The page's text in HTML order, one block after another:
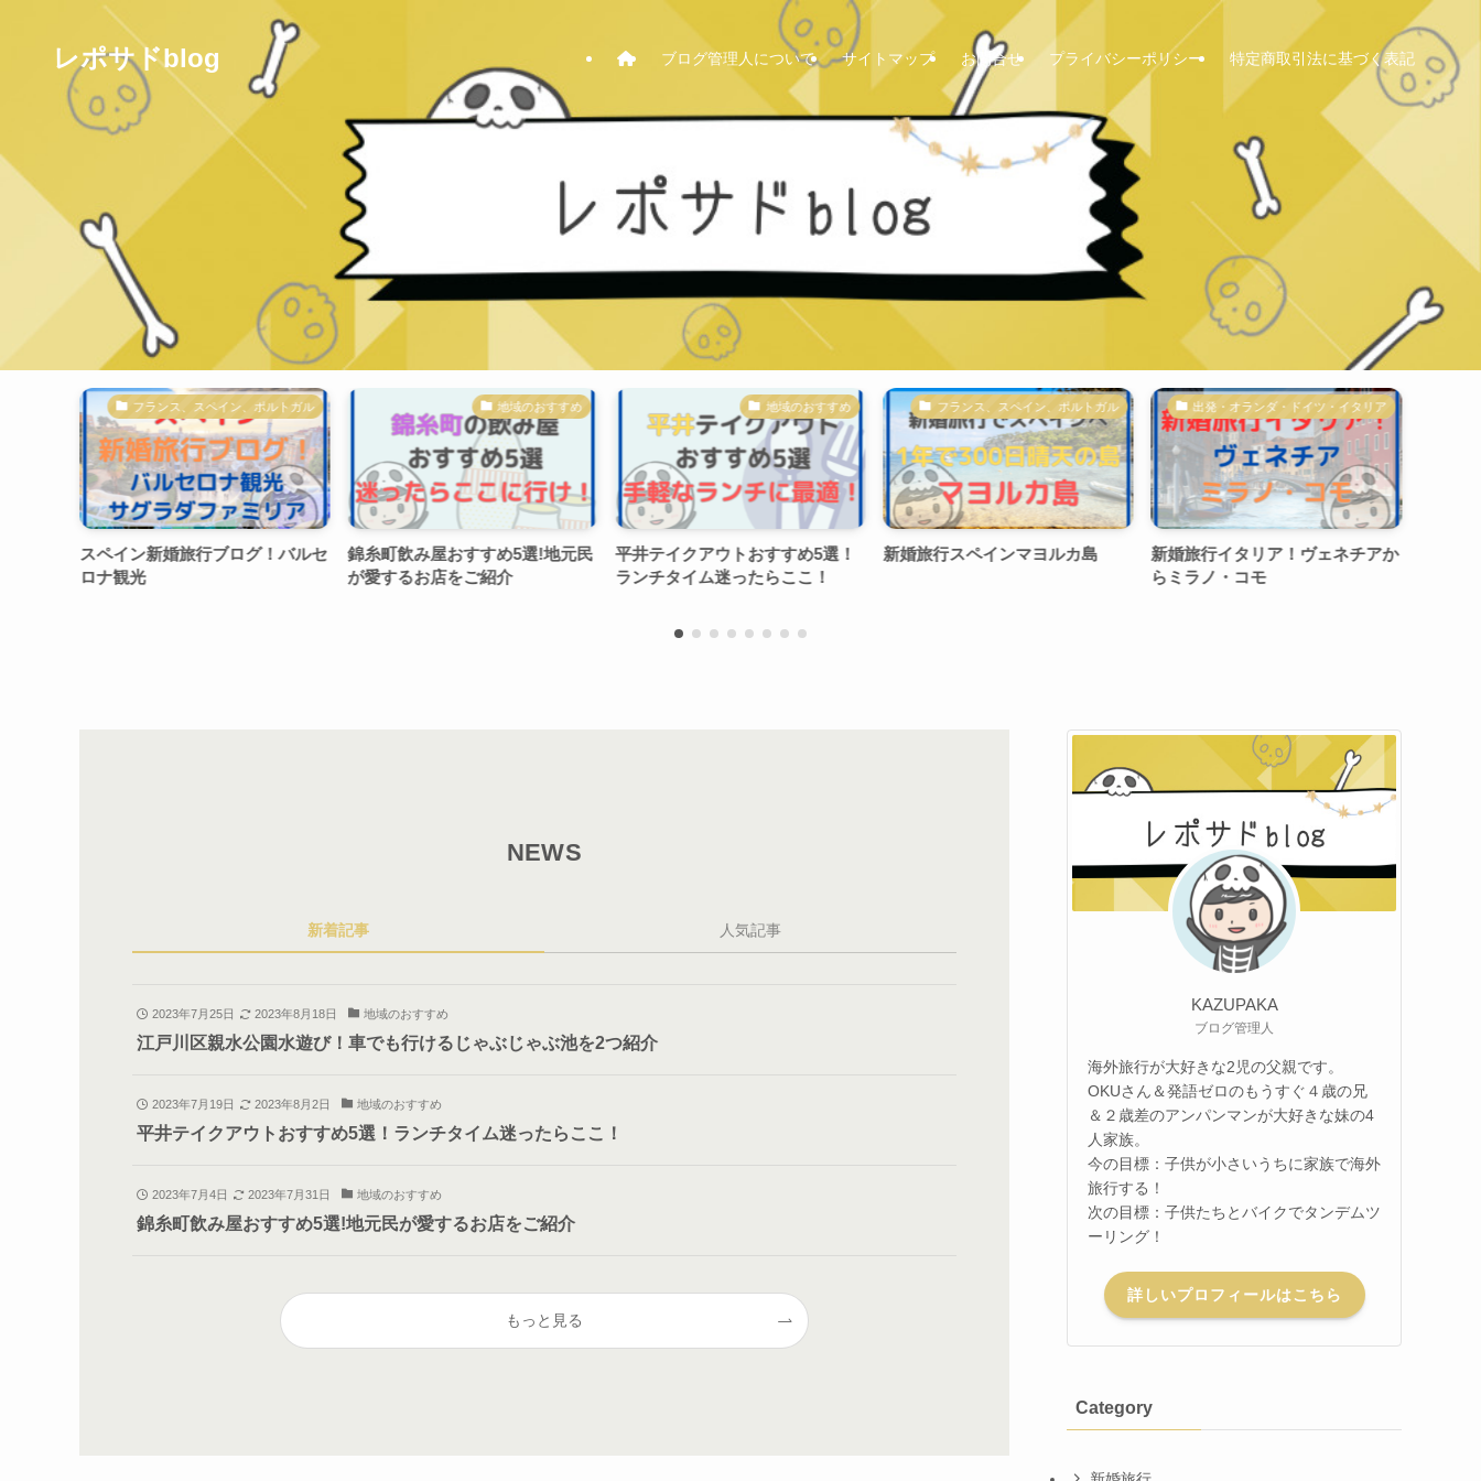
レポサドblog ブログ管理人について サイトマップ お問合せ プライバシーポリシー 特定商取引法に基づく表記
フランス、スペイン、ポルトガル
スペイン新婚旅行ブログ！バルセ
ロナ観光
地域のおすすめ
錦糸町飲み屋おすすめ5選!地元民
が愛するお店をご紹介
地域のおすすめ
平井テイクアウトおすすめ5選！
ランチタイム迷ったらここ！
フランス、スペイン、ポルトガル
新婚旅行スペインマヨルカ島
出発・オランダ・ドイツ・イタリア
新婚旅行イタリア！ヴェネチアか
らミラノ・コモ
江戸川区親水
NEWS
新着記事 人気記事
2023年7月25日 2023年8月18日 地域のおすすめ
江戸川区親水公園水遊び！車でも行けるじゃぶじゃぶ池を2つ紹介
2023年7月19日 2023年8月2日 地域のおすすめ
平井テイクアウトおすすめ5選！ランチタイム迷ったらここ！
2023年7月4日 2023年7月31日 地域のおすすめ
錦糸町飲み屋おすすめ5選!地元民が愛するお店をご紹介
もっと見る
KAZUPAKA
ブログ管理人
海外旅行が大好きな2児の父親です。
OKUさん＆発語ゼロのもうすぐ４歳の兄
＆２歳差のアンパンマンが大好きな妹の4
人家族。
今の目標：子供が小さいうちに家族で海外
旅行する！
次の目標：子供たちとバイクでタンデムツ
ーリング！
詳しいプロフィールはこちら
Category